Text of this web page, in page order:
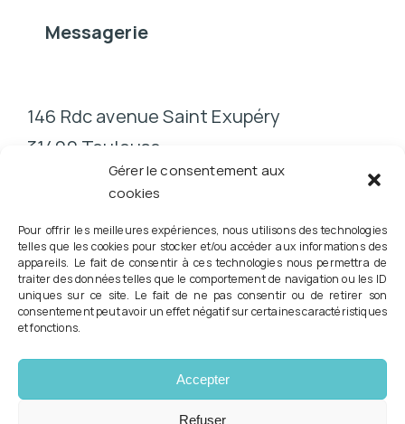
Gérer le consentement aux
cookies
Pour offrir les meilleures expériences, nous utilisons des technologies
telles que les cookies pour stocker et/ou accéder aux informations des
appareils. Le fait de consentir à ces technologies nous permettra de
traiter des données telles que le comportement de navigation ou les ID
uniques sur ce site. Le fait de ne pas consentir ou de retirer son
consentement peut avoir un effet négatif sur certaines caractéristiques
et fonctions.
Accepter
Refuser
Messagerie
146 Rdc avenue Saint Exupéry
31400 Toulouse
Conformément à la Loi RIST n° 2023-379 du 19 mai 2023,
vous pouvez consulter directement votre podologue pour la
prescription d'orthèses plantaires et l'évaluation du risque
© Copyright 2026 Tous droits réservés - Podologue -
Politique de confidentialité